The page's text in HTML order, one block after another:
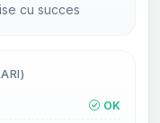
cu succes
OK